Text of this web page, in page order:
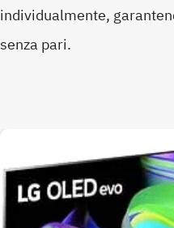
individualmente,
senza pari.